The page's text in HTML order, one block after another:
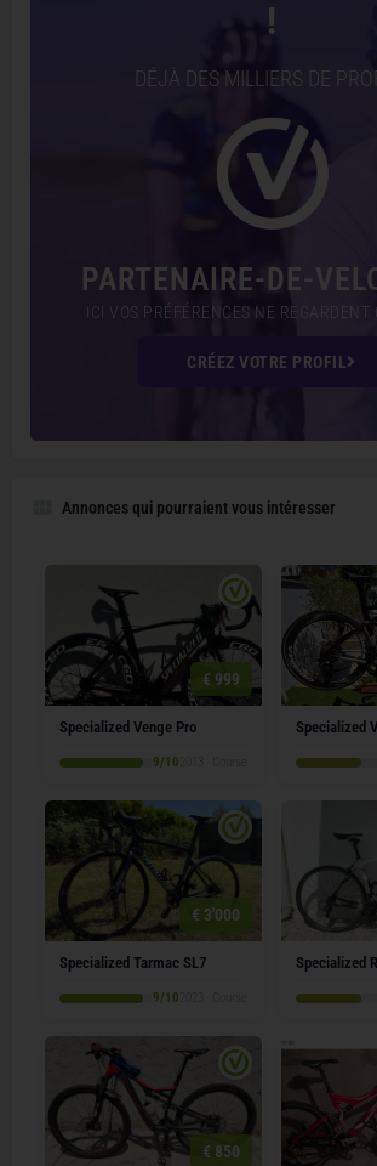
!
DÉJÀ DES MILLIERS DE
PARTENAIRE-DE-
ICI VOS PRÉFÉRENCES NE REGARDENT
CRÉEZ VOTRE PROFIL
Annonces qui pourraient vous intéresser
€ 999
Specialized Venge Pro
9/10
Specialized
€ 3'000
Specialized Tarmac SL7
9/10
Specialized
€ 850